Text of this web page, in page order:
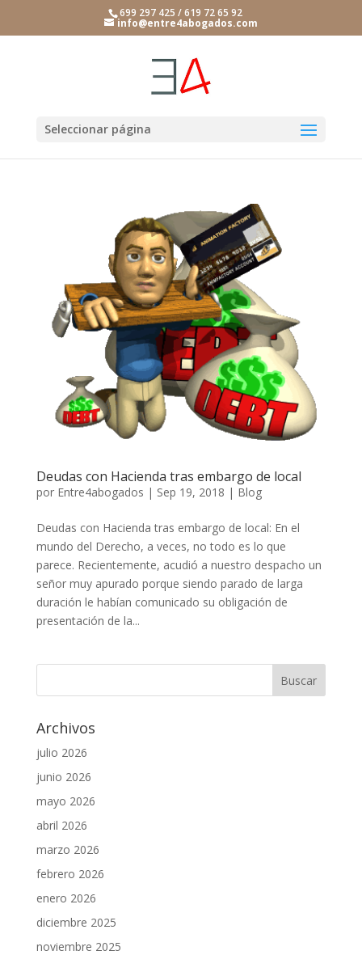
699 297 425 / 619 72 65 92
info@entre4abogados.com
Seleccionar página
Deudas con Hacienda tras embargo de local
por Entre4abogados | Sep 19, 2018 | Blog
Deudas con Hacienda tras embargo de local: En el
mundo del Derecho, a veces, no todo es lo que
parece. Recientemente, acudió a nuestro despacho un
señor muy apurado porque siendo parado de larga
duración le habían comunicado su obligación de
presentación de la...
Archivos
julio 2026
junio 2026
mayo 2026
abril 2026
marzo 2026
febrero 2026
enero 2026
diciembre 2025
noviembre 2025